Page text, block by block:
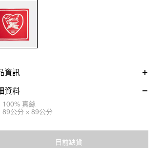
資訊
資料
100% 真絲
89公分 x 89公分
目前缺貨